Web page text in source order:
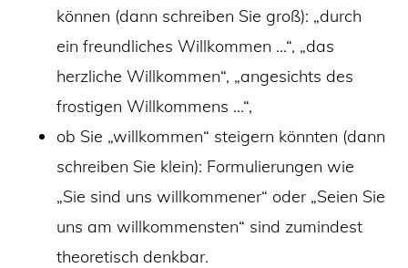
können (dann schreiben Sie groß): „durch
ein freundliches Willkommen …“, „das
herzliche Willkommen“, „angesichts des
frostigen Willkommens …“,
ob Sie „willkommen“ steigern könnten (dann
schreiben Sie klein): Formulierungen wie
„Sie sind uns willkommener“ oder „Seien Sie
uns am willkommensten“ sind zumindest
theoretisch denkbar.